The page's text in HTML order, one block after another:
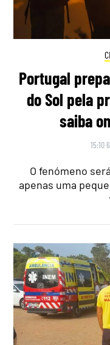
Portugal
do Sol pela
saiba
15:10
O fenómeno
apenas uma